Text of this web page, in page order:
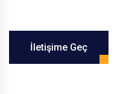
İletişime Geç